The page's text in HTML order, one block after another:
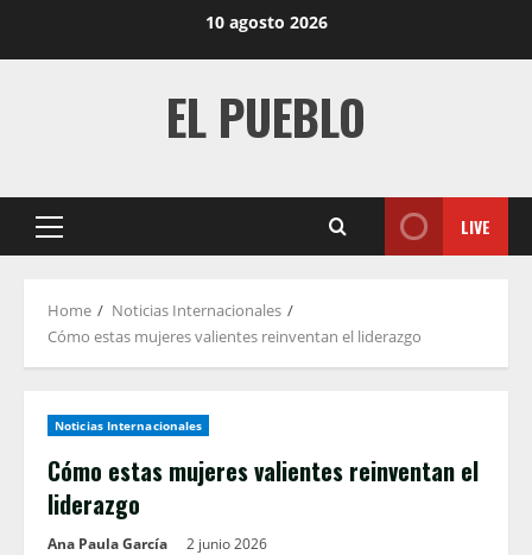
10 agosto 2026
EL PUEBLO
Primary
LIVE
Home
Noticias Internacionales
Cómo estas mujeres valientes reinventan el liderazgo
Noticias Internacionales
Cómo estas mujeres valientes reinventan el
liderazgo
Ana Paula García 2 junio 2026